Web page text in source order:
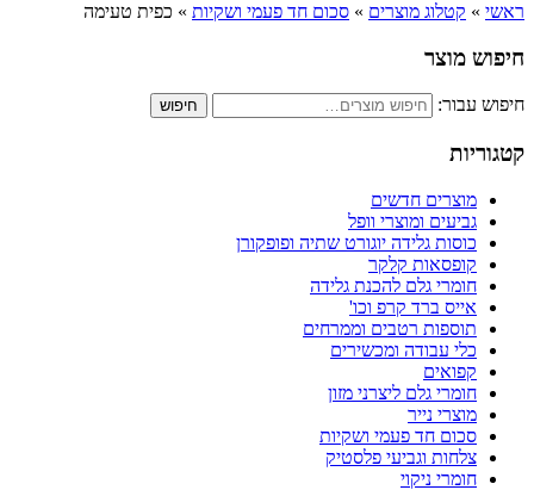
ראשי » קטלוג מוצרים » סכום חד פעמי ושקיות » כפית טעימה
חיפוש מוצר
חיפוש עבור: חיפוש
קטגוריות
מוצרים חדשים
גביעים ומוצרי וופל
כוסות גלידה יוגורט שתיה ופופקורן
קופסאות קלקר
חומרי גלם להכנת גלידה
אייס ברד קרפ וכו'
תוספות רטבים וממרחים
כלי עבודה ומכשירים
קפואים
חומרי גלם ליצרני מזון
מוצרי נייר
סכום חד פעמי ושקיות
צלחות וגביעי פלסטיק
חומרי ניקוי